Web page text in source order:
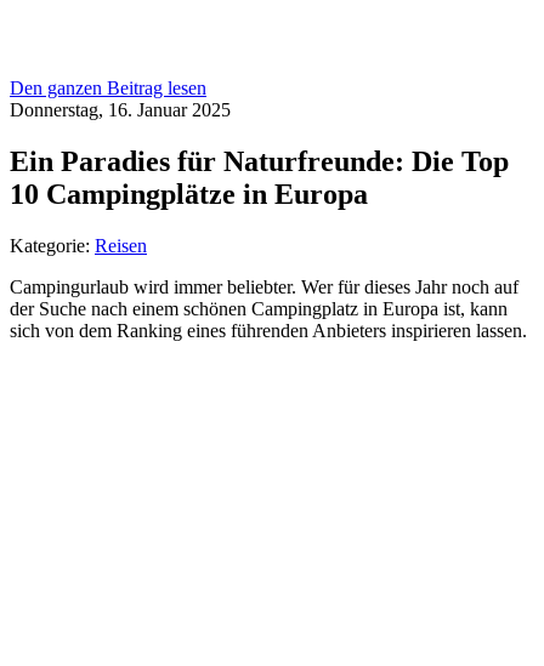
Den ganzen Beitrag lesen
Donnerstag, 16. Januar 2025
Ein Paradies für Naturfreunde: Die Top
10 Campingplätze in Europa
Kategorie: Reisen
Campingurlaub wird immer beliebter. Wer für dieses Jahr noch auf
der Suche nach einem schönen Campingplatz in Europa ist, kann
sich von dem Ranking eines führenden Anbieters inspirieren lassen.